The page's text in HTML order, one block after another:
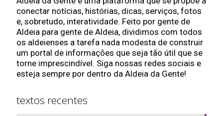
conectar notícias, histórias, dicas, serviços, fotos
e, sobretudo, interatividade. Feito por gente de
Aldeia para gente de Aldeia, dividimos com todos
os aldeienses a tarefa nada modesta de construir
um portal de informações que seja tão útil que se
torne imprescindível. Siga nossas redes sociais e
esteja sempre por dentro da Aldeia da Gente!
textos recentes